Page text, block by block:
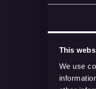
This
We use